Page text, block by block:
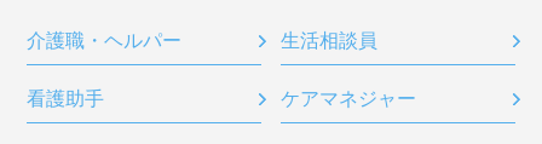
介護職・ヘルパー 生活相談員
看護助手 ケアマネジャー